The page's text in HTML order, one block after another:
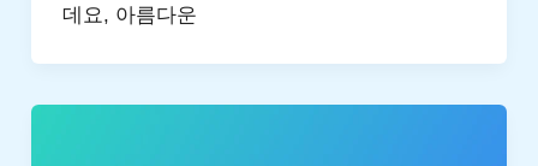
데요, 아름다운